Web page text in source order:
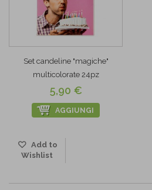
Set candeline "magiche"
multicolorate 24pz
5,90 €
AGGIUNGI
Add to
Wishlist